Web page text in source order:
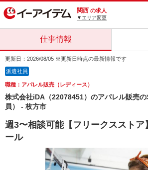
関西 の求人
▼エリア変更
仕事情報
更新日：2026/08/05 ※更新日時点の最新情報です
派遣社員
職種：アパレル販売（レディース）
株式会社iDA（22078451）のアパレル販売
員） - 枚方市
週3〜相談可能【フリークススト
ール